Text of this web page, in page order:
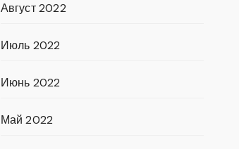
Август 2022
Июль 2022
Июнь 2022
Май 2022